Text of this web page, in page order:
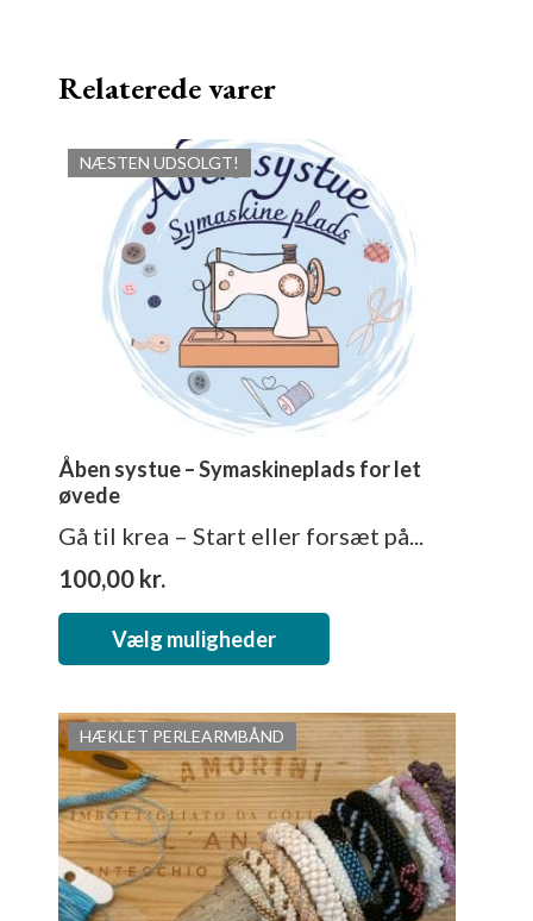
Relaterede varer
NÆSTEN UDSOLGT!
Åben systue – Symaskineplads for let
øvede
Gå til krea – Start eller forsæt på...
100,00 kr.
Vælg muligheder
Dette
vare
flere
varianter.
Mulighederne
kan
vælges
på
varesiden
HÆKLET PERLEARMBÅND